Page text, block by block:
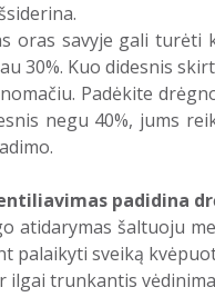
oras savyje gali turėti
30%. Kuo didesnis
Padėkite
negu 40%, jums
padidina
atidarymas šaltuoju
palaikyti sveiką
ilgai trunkantis